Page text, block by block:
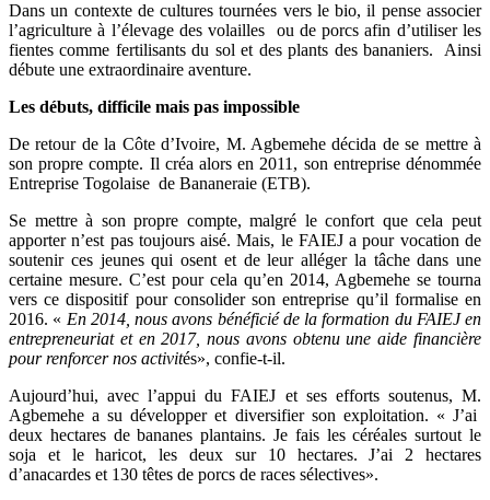
Dans un contexte de cultures tournées vers le bio, il pense associer
l’agriculture à l’élevage des volailles ou de porcs afin d’utiliser les
fientes comme fertilisants du sol et des plants des bananiers. Ainsi
débute une extraordinaire aventure.
Les débuts, difficile mais pas impossible
De retour de la Côte d’Ivoire, M. Agbemehe décida de se mettre à
son propre compte. Il créa alors en 2011, son entreprise dénommée
Entreprise Togolaise de Bananeraie (ETB).
Se mettre à son propre compte, malgré le confort que cela peut
apporter n’est pas toujours aisé. Mais, le FAIEJ a pour vocation de
soutenir ces jeunes qui osent et de leur alléger la tâche dans une
certaine mesure. C’est pour cela qu’en 2014, Agbemehe se tourna
vers ce dispositif pour consolider son entreprise qu’il formalise en
2016. « En 2014, nous avons bénéficié de la formation du FAIEJ en
entrepreneuriat et en 2017, nous avons obtenu une aide financière
pour renforcer nos activités», confie-t-il.
Aujourd’hui, avec l’appui du FAIEJ et ses efforts soutenus, M.
Agbemehe a su développer et diversifier son exploitation. « J’ai
deux hectares de bananes plantains. Je fais les céréales surtout le
soja et le haricot, les deux sur 10 hectares. J’ai 2 hectares
d’anacardes et 130 têtes de porcs de races sélectives».